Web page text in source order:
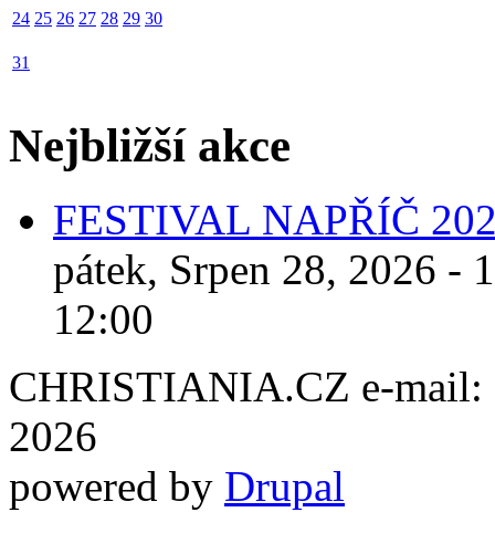
24 25 26 27 28 29 30
31
Nejbližší akce
FESTIVAL NAPŘÍČ
pátek, Srpen 28, 2026 -
12:00
CHRISTIANIA.CZ e-mail:
2026
powered by Drupal